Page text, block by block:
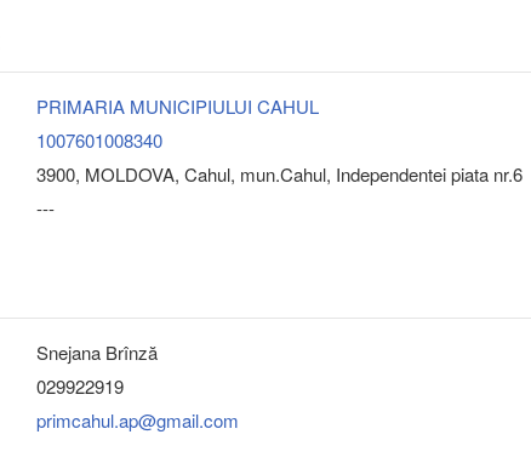
PRIMARIA MUNICIPIULUI CAHUL
1007601008340
3900, MOLDOVA, Cahul, mun.Cahul, Independentei piata nr.6
---
Snejana Brînză
029922919
primcahul.ap@gmail.com